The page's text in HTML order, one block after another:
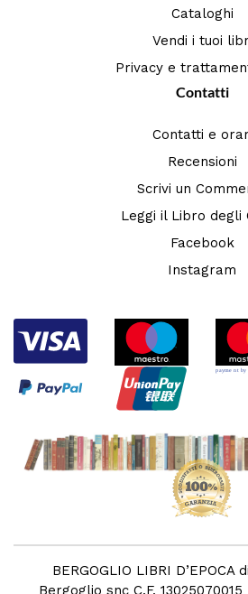
Cataloghi
Vendi i tuoi
Privacy e
Contatti
Contatti e
Recensioni
Scrivi un
Leggi il Libro degli
Facebook
Instagram
BERGOGLIO LIBRI D’EPOCA
Bergoglio snc C.F. 13025070015